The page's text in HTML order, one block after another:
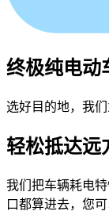
终极纯电动
选好目的地，我们
轻松抵达远
我们把车辆耗电
口都算进去，您